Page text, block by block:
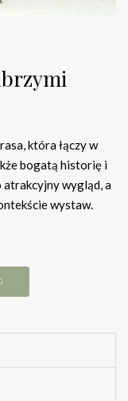
która łączy w
bogatą historię i
atrakcyjny wygląd, a
wystaw.